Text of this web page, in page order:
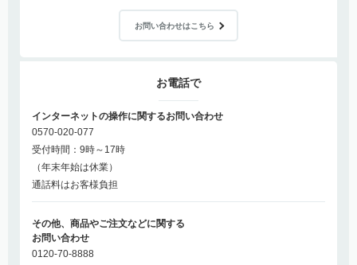
お問い合わせはこちら
お電話で
インターネットの操作に関するお問い合わせ
0570-020-077
受付時間：9時～17時
（年末年始は休業）
通話料はお客様負担
その他、商品やご注文などに関する
お問い合わせ
0120-70-8888